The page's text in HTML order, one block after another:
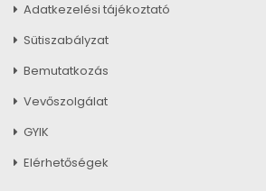
Adatkezelési tájékoztató
Sütiszabályzat
Bemutatkozás
Vevőszolgálat
GYIK
Elérhetőségek